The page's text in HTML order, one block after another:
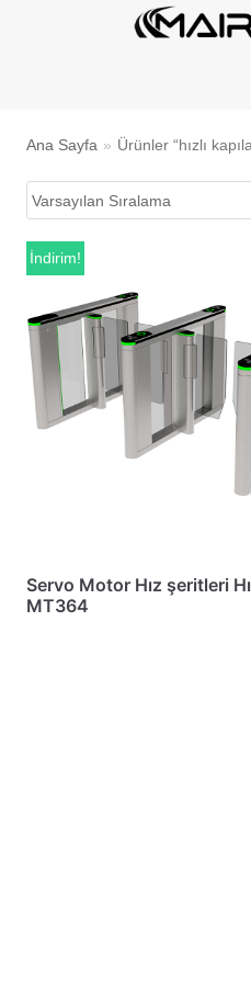
Ana Sayfa » Ürünler “hızlı
İndirim!
Servo Motor Hız şeritleri
MT364